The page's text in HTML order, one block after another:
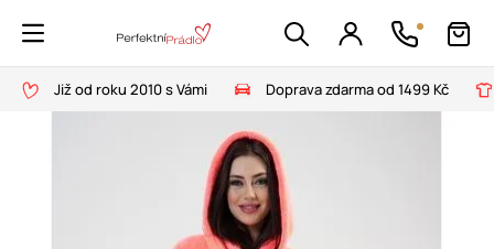
Již od roku 2010 s Vámi Doprava zdarma od 1499 Kč